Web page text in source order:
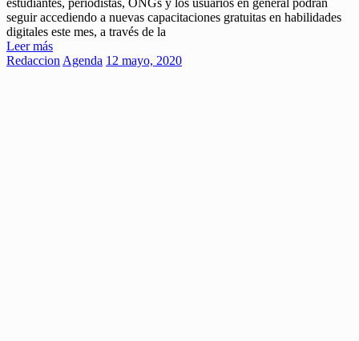
seguir accediendo a nuevas capacitaciones gratuitas en habilidades
digitales este mes, a través de la
Leer más
Redaccion Agenda 12 mayo, 2020